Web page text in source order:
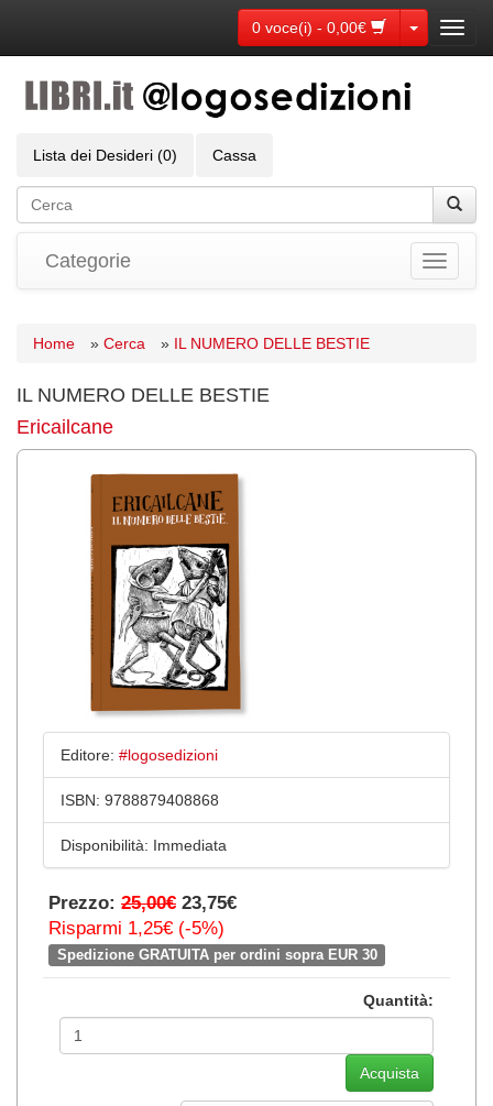
0 voce(i) - 0,00€ Toggle
Lista dei Desideri (0) Cassa
Toggle
Categorie
Home » Cerca » IL NUMERO DELLE BESTIE
IL NUMERO DELLE BESTIE
Ericailcane
Editore: #logosedizioni
ISBN: 9788879408868
Disponibilità: Immediata
Prezzo: 25,00€ 23,75€
Risparmi 1,25€ (-5%)
Spedizione GRATUITA per ordini sopra EUR 30
Quantità: